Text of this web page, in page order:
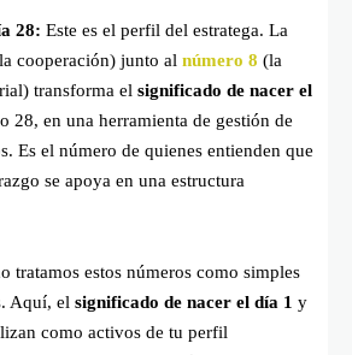
28: Este es el perfil del estratega. La
cooperación) junto al número 8 (la
transforma el significado de nacer el
28, en una herramienta de gestión de
Es el número de quienes entienden que
se apoya en una estructura
tratamos estos números como simples
Aquí, el significado de nacer el día 1 y
como activos de tu perfil